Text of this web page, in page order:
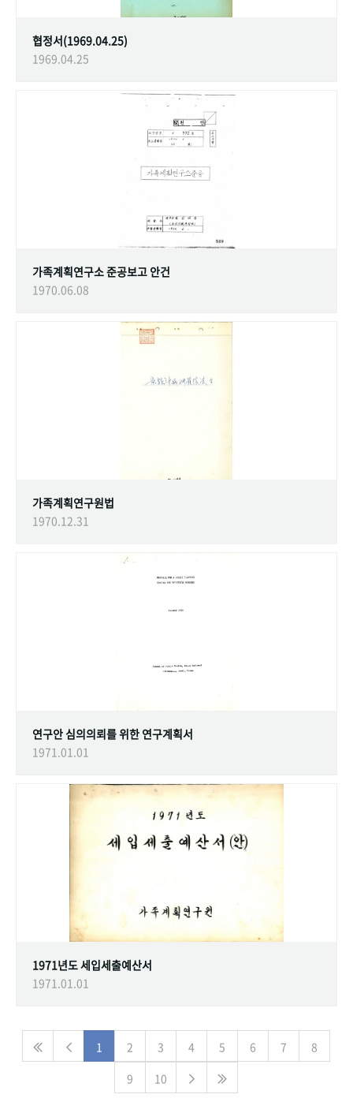
협정서(1969.04.25)
1969.04.25
가족계획연구소 준공보고 안건
1970.06.08
가족계획연구원법
1970.12.31
연구안 심의의뢰를 위한 연구계획서
1971.01.01
1971년도 세입세출예산서
1971.01.01
1 2 3 4 5 6 7
8
9
10